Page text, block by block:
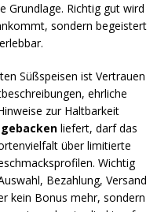
Grundlage. Richtig gut wird
sondern begeistert
Süßspeisen ist Vertrauen
ehrliche
zur Haltbarkeit
liefert, darf das
über limitierte
Wichtig
Bezahlung, Versand
kein Bonus mehr, sondern